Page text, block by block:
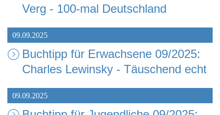
Verg - 100-mal Deutschland
09.09.2025
Buchtipp für Erwachsene 09/2025:
Charles Lewinsky - Täuschend echt
09.09.2025